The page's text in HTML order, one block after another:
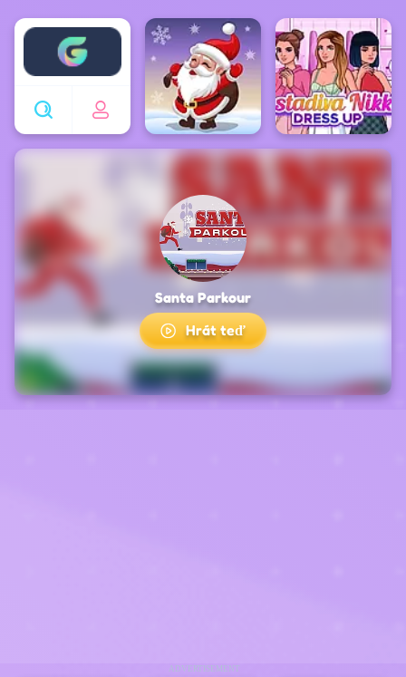
Enjoy4fun
ADVERTISEMENT
Santa Parkour
Hrát teď